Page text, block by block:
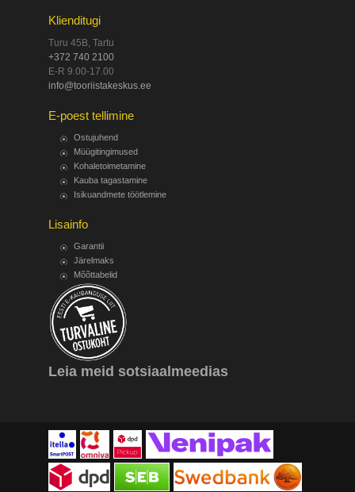
Klienditugi
Turu 45B, Tartu
+372 740 2100
E-R 9.00-17.00
info@tooriistakeskus.ee
E-poest tellimine
Ostujuhend
Müügitingimused
Kohaletoimetamine
Kauba tagastamine
Isikuandmete töötlemine
Lisainfo
Garantii
Järelmaks
Mõõttabelid
Leia meid sotsiaalmeedias